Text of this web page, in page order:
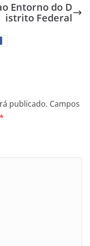
Entorno do D
istrito Federal
publicado. Campos
*